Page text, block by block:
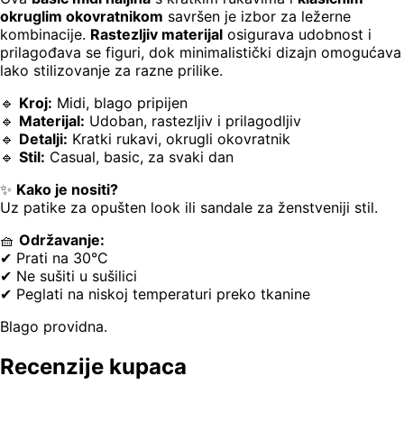
okruglim okovratnikom savršen je izbor za ležerne
kombinacije. Rastezljiv materijal osigurava udobnost i
prilagođava se figuri, dok minimalistički dizajn omogućava
lako stilizovanje za razne prilike.
🔹 Kroj: Midi, blago pripijen
🔹 Materijal: Udoban, rastezljiv i prilagodljiv
🔹 Detalji: Kratki rukavi, okrugli okovratnik
🔹 Stil: Casual, basic, za svaki dan
✨ Kako je nositi?
Uz patike za opušten look ili sandale za ženstveniji stil.
🧺 Održavanje:
✔ Prati na 30°C
✔ Ne sušiti u sušilici
✔ Peglati na niskoj temperaturi preko tkanine
Blago providna.
Recenzije kupaca